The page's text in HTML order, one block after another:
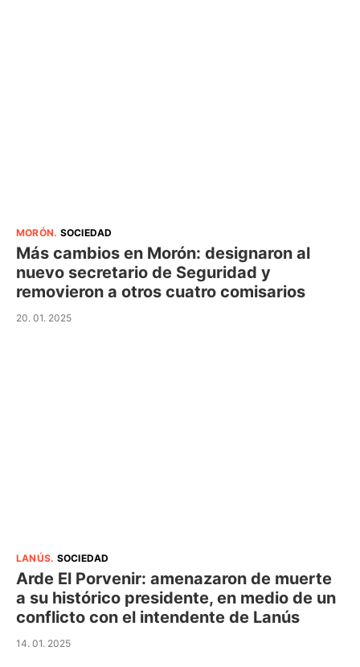
MORÓN. SOCIEDAD
Más cambios en Morón: designaron al
nuevo secretario de Seguridad y
removieron a otros cuatro comisarios
20. 01. 2025
LANÚS. SOCIEDAD
Arde El Porvenir: amenazaron de muerte
a su histórico presidente, en medio de un
conflicto con el intendente de Lanús
14. 01. 2025